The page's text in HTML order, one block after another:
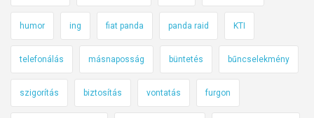
humor ing fiat panda panda raid KTI
telefonálás másnaposság büntetés bűncselekmény
szigorítás biztosítás vontatás furgon